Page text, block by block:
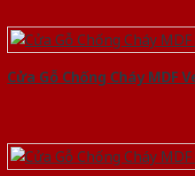
Cửa Gỗ Chống Cháy MDF